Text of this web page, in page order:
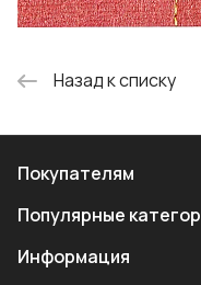
Назад к списку
Покупателям
Популярные
Информация